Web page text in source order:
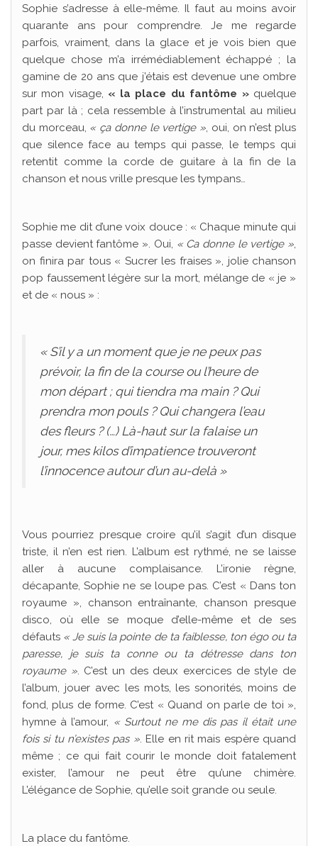
Sophie s’adresse à elle-même. Il faut au moins avoir
quarante ans pour comprendre. Je me regarde
parfois, vraiment, dans la glace et je vois bien que
quelque chose m’a irrémédiablement échappé ; la
gamine de 20 ans que j’étais est devenue une ombre
sur mon visage, « la place du fantôme »quelque
part par là ; cela ressemble à l’instrumental au milieu
du morceau, « ça donne le vertige », oui, on n’est plus
que silence face au temps qui passe, le temps qui
retentit comme la corde de guitare à la fin de la
chanson et nous vrille presque les tympans…
Sophie me dit d’une voix douce : « Chaque minute qui
passe devient fantôme ». Oui, « Ca donne le vertige »,
on finira par tous « Sucrer les fraises », jolie chanson
pop faussement légère sur la mort, mélange de « je »
et de « nous » :
« S’il y a un moment que je ne peux pas
prévoir, la fin de la course ou l’heure de
mon départ ; qui tiendra ma main ? Qui
prendra mon pouls ? Qui changera l’eau
des fleurs ? (…) Là-haut sur la falaise un
jour, mes kilos d’impatience trouveront
l’innocence autour d’un au-delà »
Vous pourriez presque croire qu’il s’agit d’un disque
triste, il n’en est rien. L’album est rythmé, ne se laisse
aller à aucune complaisance. L’ironie règne,
décapante, Sophie ne se loupe pas. C’est « Dans ton
royaume », chanson entraînante, chanson presque
disco, où elle se moque d’elle-même et de ses
défauts « Je suis la pointe de ta faiblesse, ton égo ou ta
paresse, je suis ta conne ou ta détresse dans ton
royaume ». C’est un des deux exercices de style de
l’album, jouer avec les mots, les sonorités, moins de
fond, plus de forme. C’est « Quand on parle de toi »,
hymne à l’amour, « Surtout ne me dis pas il était une
fois si tu n’existes pas ». Elle en rit mais espère quand
même ; ce qui fait courir le monde doit fatalement
exister, l’amour ne peut être qu’une chimère.
L’élégance de Sophie, qu’elle soit grande ou seule.
La place du fantôme.